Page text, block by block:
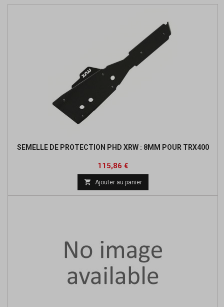
SEMELLE DE PROTECTION PHD XRW : 8MM POUR TRX400
Prix
115,86 €Prix
de
base
 Ajouter au panier